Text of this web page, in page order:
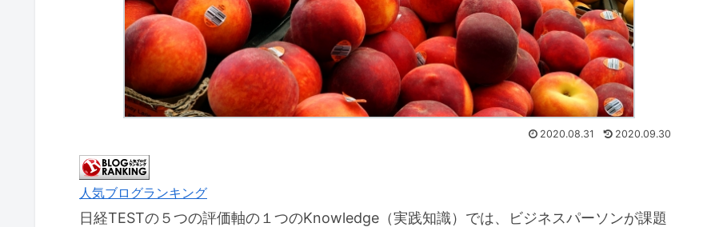
2020.08.31 2020.09.30
人気ブログランキング
日経TESTの５つの評価軸の１つのKnowledge（実践知識）では、ビジネスパーソンが課題